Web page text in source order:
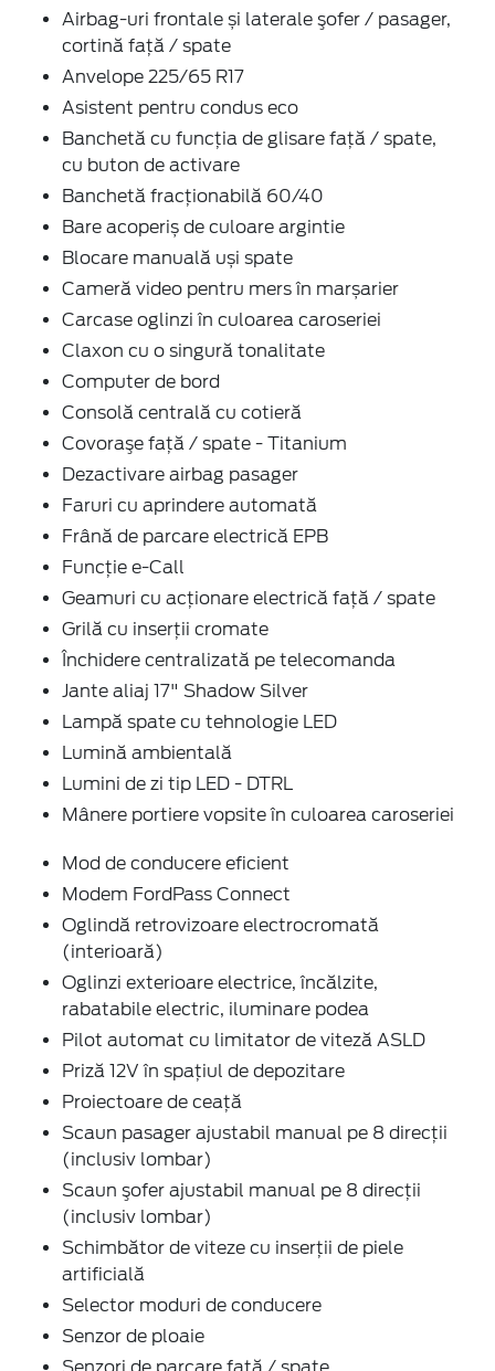
Airbag-uri frontale și laterale şofer / pasager,
cortină faţă / spate
Anvelope 225/65 R17
Asistent pentru condus eco
Banchetă cu funcţia de glisare faţă / spate,
cu buton de activare
Banchetă fracționabilă 60/40
Bare acoperiș de culoare argintie
Blocare manuală uși spate
Cameră video pentru mers în marșarier
Carcase oglinzi în culoarea caroseriei
Claxon cu o singură tonalitate
Computer de bord
Consolă centrală cu cotieră
Covoraşe faţă / spate - Titanium
Dezactivare airbag pasager
Faruri cu aprindere automată
Frână de parcare electrică EPB
Funcție e-Call
Geamuri cu acţionare electrică faţă / spate
Grilă cu inserţii cromate
Închidere centralizată pe telecomanda
Jante aliaj 17" Shadow Silver
Lampă spate cu tehnologie LED
Lumină ambientală
Lumini de zi tip LED - DTRL
Mânere portiere vopsite în culoarea caroseriei
Mod de conducere eficient
Modem FordPass Connect
Oglindă retrovizoare electrocromată
(interioară)
Oglinzi exterioare electrice, încălzite,
rabatabile electric, iluminare podea
Pilot automat cu limitator de viteză ASLD
Priză 12V în spaţiul de depozitare
Proiectoare de ceaţă
Scaun pasager ajustabil manual pe 8 direcţii
(inclusiv lombar)
Scaun şofer ajustabil manual pe 8 direcţii
(inclusiv lombar)
Schimbător de viteze cu inserţii de piele
artificială
Selector moduri de conducere
Senzor de ploaie